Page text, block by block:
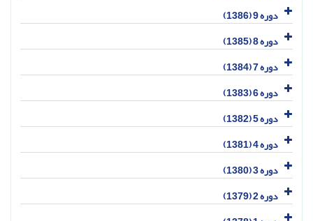
دوره 9 (1386)
دوره 8 (1385)
دوره 7 (1384)
دوره 6 (1383)
دوره 5 (1382)
دوره 4 (1381)
دوره 3 (1380)
دوره 2 (1379)